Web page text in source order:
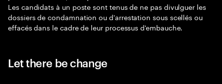
Les candidats à un poste sont tenus de ne pas divulguer les
dossiers de condamnation ou d'arrestation sous scellés ou
effacés dans le cadre de leur processus d'embauche.
Let there be change